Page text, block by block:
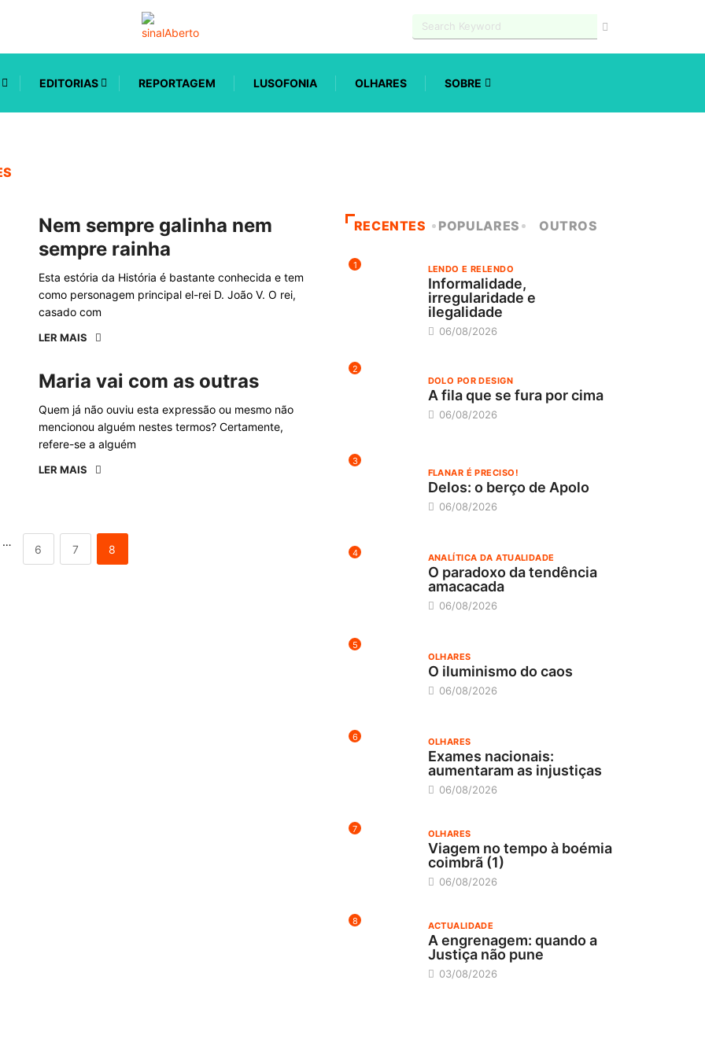
EDITORIAS REPORTAGEM LUSOFONIA OLHARES SOBRE
Nem sempre galinha nem
sempre rainha
Esta estória da História é bastante conhecida e tem
como personagem principal el-rei D. João V. O rei,
casado com
LER MAIS
Maria vai com as outras
Quem já não ouviu esta expressão ou mesmo não
mencionou alguém nestes termos? Certamente,
refere-se a alguém
LER MAIS
…
6 7 8
RECENTES POPULARES OUTROS
1 LENDO E RELENDO
Informalidade,
irregularidade e
ilegalidade
06/08/2026
2
DOLO POR DESIGN
A fila que se fura por cima
06/08/2026
3
FLANAR É PRECISO!
Delos: o berço de Apolo
06/08/2026
4 ANALÍTICA DA ATUALIDADE
O paradoxo da tendência
amacacada
06/08/2026
5
OLHARES
O iluminismo do caos
06/08/2026
6 OLHARES
Exames nacionais:
aumentaram as injustiças
06/08/2026
7 OLHARES
Viagem no tempo à boémia
coimbrã (1)
06/08/2026
8 ACTUALIDADE
A engrenagem: quando a
Justiça não pune
03/08/2026